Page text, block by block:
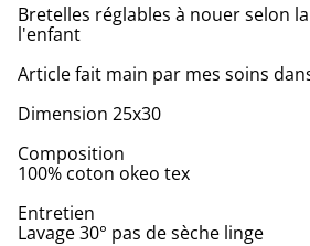
Bretelles réglables à nouer selon
l'enfant
Article fait main par mes soins
Dimension 25x30
Composition
100% coton okeo tex
Entretien
Lavage 30° pas de sèche linge